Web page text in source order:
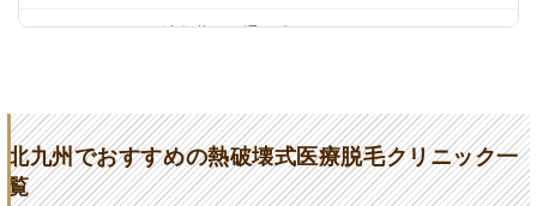
リゼクリニック渋谷井の頭通り院
ケーズ皮膚科・美容皮膚科小倉魚町院 ★3.4 / 5（121件）
OZUMIクリニック ★2.9 / 5（10件）
北九州でおすすめの熱破壊式医療脱毛クリニック一
覧